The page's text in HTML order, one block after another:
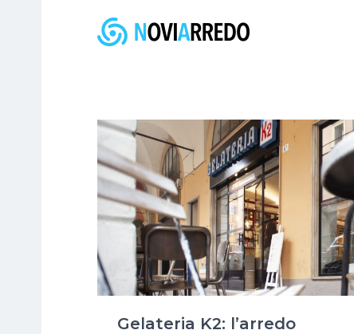
Gelateria K2: l’arredo